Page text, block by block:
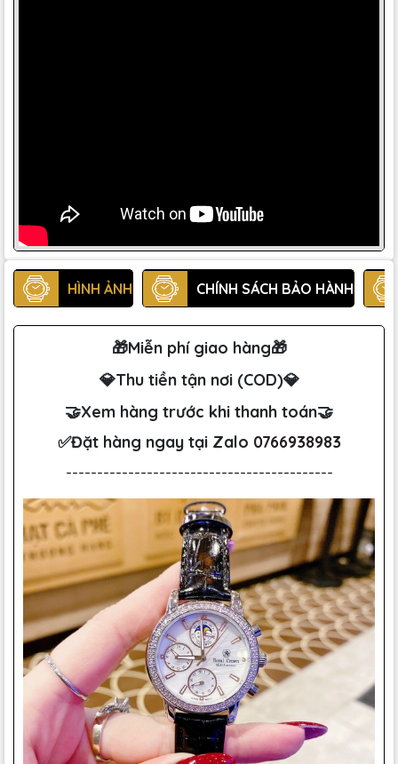
HÌNH ẢNH CHÍNH SÁCH BẢO HÀNH
🎁Miễn phí giao hàng🎁
💎Thu tiền tận nơi (COD)💎
🤝Xem hàng trước khi thanh toán🤝
✅Đặt hàng ngay tại Zalo 0766938983
-------------------------------------------